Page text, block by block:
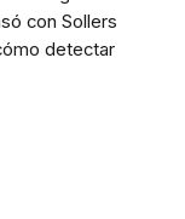
con Sollers
detectar